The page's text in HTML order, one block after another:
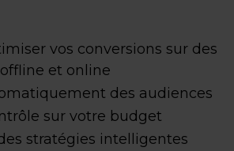
vos conversions sur des
et online
des audiences
sur votre budget
stratégies intelligentes